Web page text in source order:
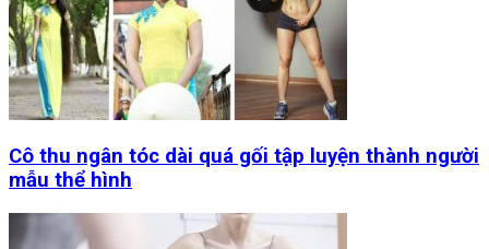
Cô thu ngân tóc dài quá gối tập luyện thành người
mẫu thể hình